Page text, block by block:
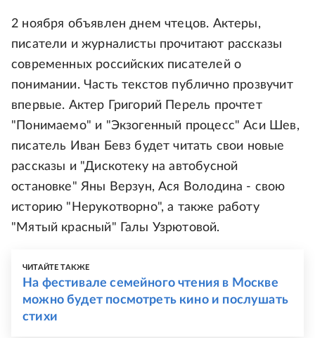
2 ноября объявлен днем чтецов. Актеры,
писатели и журналисты прочитают рассказы
современных российских писателей о
понимании. Часть текстов публично прозвучит
впервые. Актер Григорий Перель прочтет
"Понимаемо" и "Экзогенный процесс" Аси Шев,
писатель Иван Бевз будет читать свои новые
рассказы и "Дискотеку на автобусной
остановке" Яны Верзун, Ася Володина - свою
историю "Нерукотворно", а также работу
"Мятый красный" Галы Узрютовой.
ЧИТАЙТЕ ТАКЖЕ
На фестивале семейного чтения в Москве
можно будет посмотреть кино и послушать
стихи